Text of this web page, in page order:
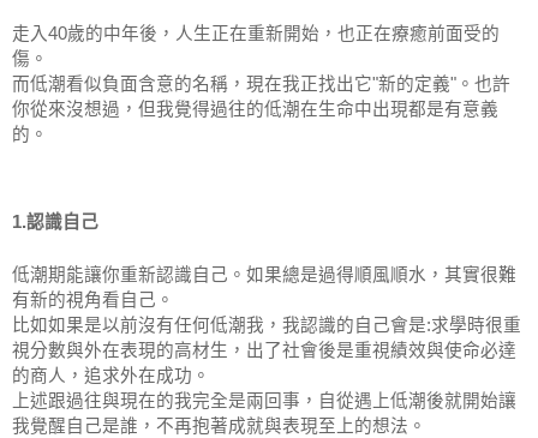
走入40歲的中年後，人生正在重新開始，也正在療癒前面受的
傷。
而低潮看似負面含意的名稱，現在我正找出它"新的定義"。也許
你從來沒想過，但我覺得過往的低潮在生命中出現都是有意義
的。
1.認識自己
低潮期能讓你重新認識自己。如果總是過得順風順水，其實很難
有新的視角看自己。
比如如果是以前沒有任何低潮我，我認識的自己會是:求學時很重
視分數與外在表現的高材生，出了社會後是重視績效與使命必達
的商人，追求外在成功。
上述跟過往與現在的我完全是兩回事，自從遇上低潮後就開始讓
我覺醒自己是誰，不再抱著成就與表現至上的想法。